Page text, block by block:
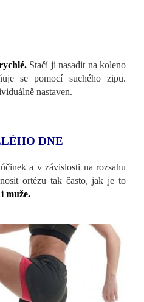
Stačí ji nasadit na koleno
se pomocí suchého zipu.
nastaven.
DNE
a v závislosti na rozsahu
ortézu tak často, jak je to
muže.